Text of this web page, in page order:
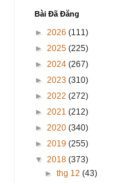
Bài Đã Đăng
► 2026 (111)
► 2025 (225)
► 2024 (267)
► 2023 (310)
► 2022 (272)
► 2021 (212)
► 2020 (340)
► 2019 (255)
▼ 2018 (373)
►thg 12(43)